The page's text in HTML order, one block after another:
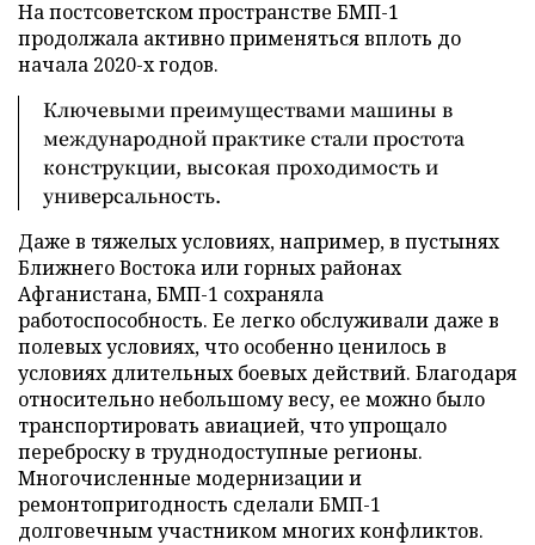
На постсоветском пространстве БМП-1
продолжала активно применяться вплоть до
начала 2020-х годов.
Ключевыми преимуществами машины в
международной практике стали простота
конструкции, высокая проходимость и
универсальность.
Даже в тяжелых условиях, например, в пустынях
Ближнего Востока или горных районах
Афганистана, БМП-1 сохраняла
работоспособность. Ее легко обслуживали даже в
полевых условиях, что особенно ценилось в
условиях длительных боевых действий. Благодаря
относительно небольшому весу, ее можно было
транспортировать авиацией, что упрощало
переброску в труднодоступные регионы.
Многочисленные модернизации и
ремонтопригодность сделали БМП-1
долговечным участником многих конфликтов.